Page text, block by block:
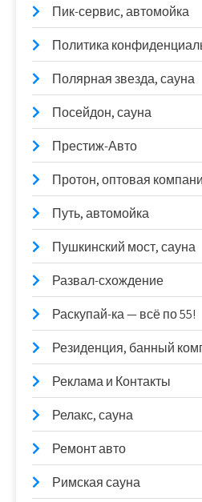
Пик-сервис, автомойка
Политика
Полярная звезда, сауна
Посейдон, сауна
Престиж-Авто
Протон, оптовая
Путь, автомойка
Пушкинский мост, сауна
Развал-схождение
Раскупай-ка — всё по 55!
Резиденция, банный
Реклама и Контакты
Релакс, сауна
Ремонт авто
Римская сауна